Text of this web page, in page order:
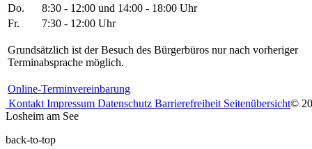
Do.
8:30 - 12:00 und 14:00 - 18:00 Uhr
Fr.
7:30 - 12:00 Uhr
Grundsätzlich ist der Besuch des Bürgerbüros nur nach vorheriger
Terminabsprache möglich.
Online-Terminvereinbarung
Kontakt Impressum Datenschutz Barrierefreiheit Seitenübersicht©
Losheim am See
back-to-top